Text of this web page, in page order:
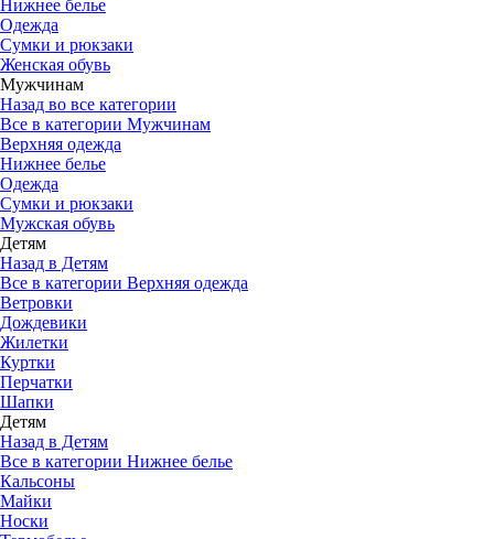
Нижнее белье
Одежда
Сумки и рюкзаки
Женская обувь
Мужчинам
Назад во все категории
Все в категории Мужчинам
Верхняя одежда
Нижнее белье
Одежда
Сумки и рюкзаки
Мужская обувь
Детям
Назад в Детям
Все в категории Верхняя одежда
Ветровки
Дождевики
Жилетки
Куртки
Перчатки
Шапки
Детям
Назад в Детям
Все в категории Нижнее белье
Кальсоны
Майки
Носки